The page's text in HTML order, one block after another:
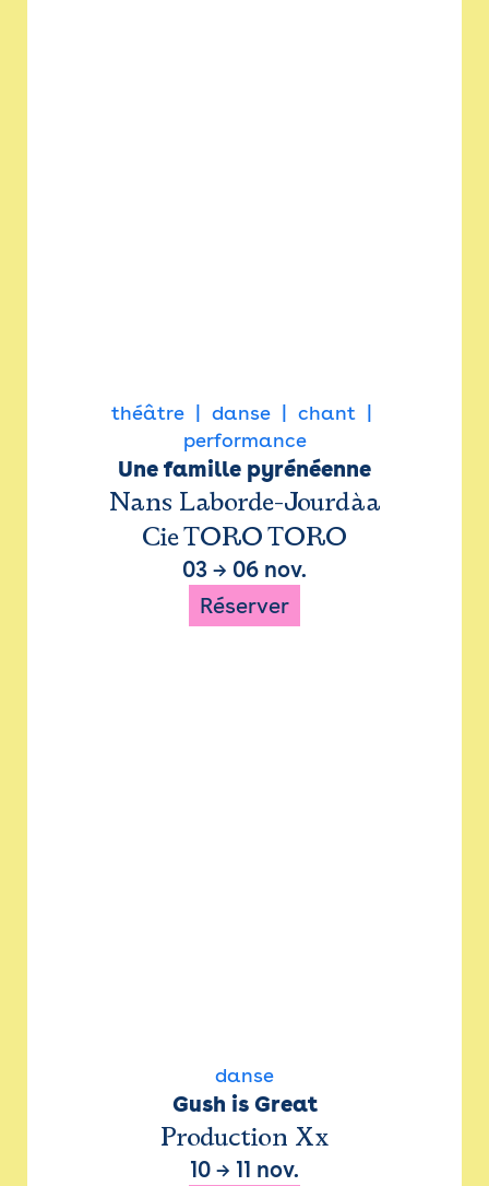
théâtre danse
chant
performance
Une famille pyrénéenne
Nans Laborde-Jourdàa
Cie TORO TORO
03 → 06 nov.
Réserver
danse
Gush is Great
Production Xx
10 → 11 nov.